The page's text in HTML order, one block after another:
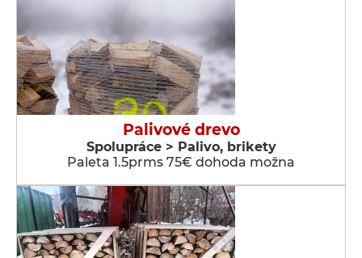
Palivové drevo
Spolupráce > Palivo, brikety
Paleta 1.5prms 75€ dohoda možna